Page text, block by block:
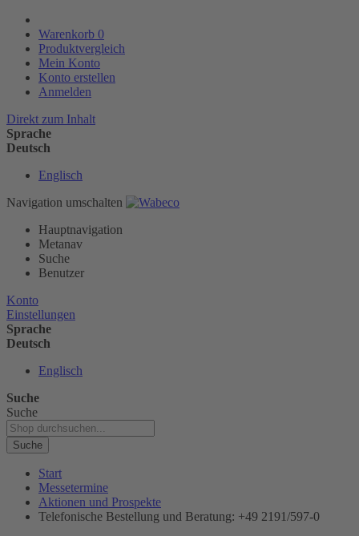
Warenkorb 0
Produktvergleich
Mein Konto
Konto erstellen
Anmelden
Direkt zum Inhalt
Sprache
Deutsch
Englisch
Navigation umschalten
Hauptnavigation
Metanav
Suche
Benutzer
Konto
Einstellungen
Sprache
Deutsch
Englisch
Suche
Suche
Suche
Start
Messetermine
Aktionen und Prospekte
Telefonische Bestellung und Beratung: +49 2191/597-0